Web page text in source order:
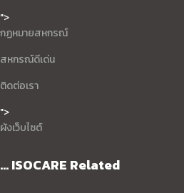
">
กฏหมายสหกรณ์
สหกรณ์ดีเด่น
ติดต่อเรา
">
ผังเว็บไซต์
... ISOCARE Related